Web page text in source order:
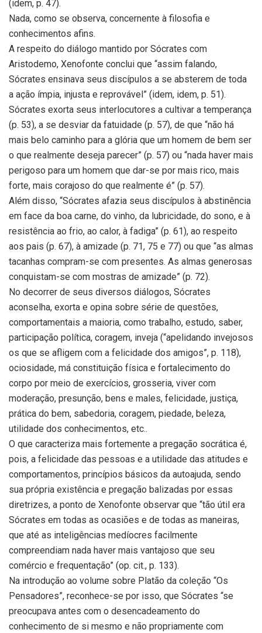
(idem, p. 47).
Nada, como se observa, concernente à filosofia e
conhecimentos afins.
A respeito do diálogo mantido por Sócrates com
Aristodemo, Xenofonte conclui que “assim falando,
Sócrates ensinava seus discípulos a se absterem de toda
a ação ímpia, injusta e reprovável” (idem, idem, p. 51).
Sócrates exorta seus interlocutores a cultivar a temperança
(p. 53), a se desviar da fatuidade (p. 57), de que “não há
mais belo caminho para a glória que um homem de bem ser
o que realmente deseja parecer” (p. 57) ou “nada haver mais
perigoso para um homem que dar-se por mais rico, mais
forte, mais corajoso do que realmente é” (p. 57).
Além disso, “Sócrates afazia seus discípulos à abstinência
em face da boa carne, do vinho, da lubricidade, do sono, e à
resistência ao frio, ao calor, à fadiga” (p. 61), ao respeito
aos pais (p. 67), à amizade (p. 71, 75 e 77) ou que “as almas
tacanhas compram-se com presentes. As almas generosas
conquistam-se com mostras de amizade” (p. 72).
No decorrer de seus diversos diálogos, Sócrates
aconselha, exorta e opina sobre série de questões,
comportamentais a maioria, como trabalho, estudo, saber,
participação política, coragem, inveja (“apelidando invejosos
os que se afligem com a felicidade dos amigos”, p. 118),
ociosidade, má constituição física e fortalecimento do
corpo por meio de exercícios, grosseria, viver com
moderação, presunção, bens e males, felicidade, justiça,
prática do bem, sabedoria, coragem, piedade, beleza,
utilidade dos conhecimentos, etc..
O que caracteriza mais fortemente a pregação socrática é,
pois, a felicidade das pessoas e a utilidade das atitudes e
comportamentos, princípios básicos da autoajuda, sendo
sua própria existência e pregação balizadas por essas
diretrizes, a ponto de Xenofonte observar que “tão útil era
Sócrates em todas as ocasiões e de todas as maneiras,
que até as inteligências medíocres facilmente
compreendiam nada haver mais vantajoso que seu
comércio e frequentação” (op. cit., p. 133).
Na introdução ao volume sobre Platão da coleção “Os
Pensadores”, reconhece-se por isso, que Sócrates “se
preocupava antes com o desencadeamento do
conhecimento de si mesmo e não propriamente com